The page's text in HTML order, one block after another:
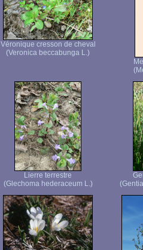
Véronique cresson de cheval
(Veronica beccabunga L.)
Lierre terrestre
(Glechoma hederaceum L.)